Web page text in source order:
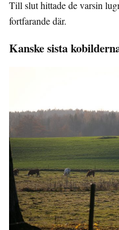
Till slut hittade de varsin
fortfarande där.
Kanske sista